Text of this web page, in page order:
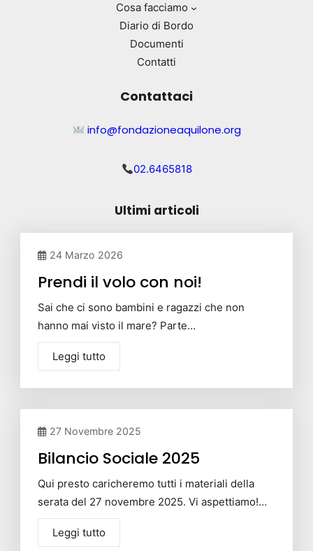
Cosa facciamo
Diario di Bordo
Documenti
Contatti
Contattaci
info@fondazioneaquilone.org
02.6465818
Ultimi articoli
24 Marzo 2026
Prendi il volo con noi!
Sai che ci sono bambini e ragazzi che non
hanno mai visto il mare? Parte…
Leggi tutto
27 Novembre 2025
Bilancio Sociale 2025
Qui presto caricheremo tutti i materiali della
serata del 27 novembre 2025. Vi aspettiamo!…
Leggi tutto